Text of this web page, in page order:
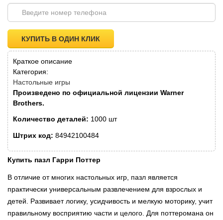
Краткое описание
Категория:
Настольные игры
Произведено по официальной лицензии Warner
Brothers.
Количество деталей: 1000 шт
Штрих код: 84942100484
КУПИТЬ В ОДИН КЛИК
Купить пазл Гарри Поттер
В отличие от многих настольных игр, пазл является
практически универсальным развлечением для взрослых и
детей. Развивает логику, усидчивость и мелкую моторику, учит
правильному восприятию части и целого. Для поттеромана он